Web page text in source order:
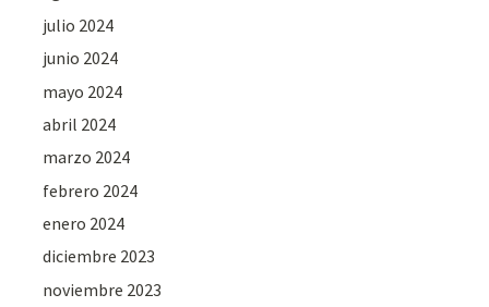
julio 2024
junio 2024
mayo 2024
abril 2024
marzo 2024
febrero 2024
enero 2024
diciembre 2023
noviembre 2023